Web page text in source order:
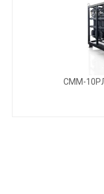
СММ-10РЛ